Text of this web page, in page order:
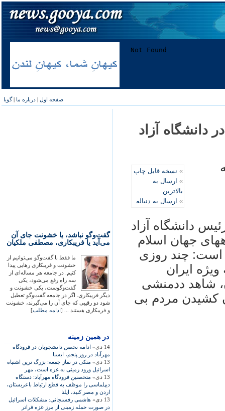
صفحه اول | درباره ما |گویا
گفت‌وگو نباشد، یا خشونت جای آن
می‌آید یا فریبکاری، مصطفی ملکیان
ما فقط با گفت‌وگو می‌توانیم از
خشونت و فریبکاری رهایی پیدا
کنیم. در جامعه هر مساله‌ای از
سه راه رفع می‌شود، یکی
گفت‌وگوست، یکی خشونت و
دیگر فریبکاری. اگر در جامعه گفت‌وگو تعطیل
شود دو رقیبی که جای آن را می‌گیرند، خشونت
و فریبکاری هستند ... [ادامه مطلب]
در همين زمينه
14 دی»
ادامه تحصن دانشجويان در فرودگاه
مهرآباد در روز پنجم، ايسنا
13 دی»
متکی در نماز جمعه: بزرگ ترين اشتباه
اسرائيل ورود زمينی به غزه است، مهر
13 دی»
متحصنين فرودگاه مهرآباد: دستگاه
ديپلماسی را موظف به قطع ارتباط باعربستان،
اردن و مصر کنيد، ايلنا
13 دی»
هاشمی رفسنجانی: مشکلات اسرائيل
در صورت حمله زمينی از مرز غزه فراتر
دانشگاه آزاد
» نسخه قابل چاپ
» ارسال به
بالاترین
» ارسال به دنباله
دانشگاه آزاد
جهان اسلام
است: چند روزی
ايران
شاهد ددمنشی
کشيدن مردم بی